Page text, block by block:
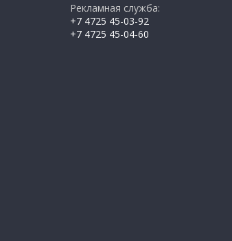
Рекламная служба:
+7 4725 45-03-92
+7 4725 45-04-60